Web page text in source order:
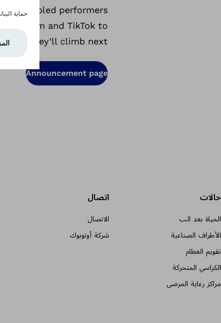
disabled performers
and TikTok to
they’ll climb next!
Announcement page
حالات
الحياة بعد الب
الأطراف الصناعية
تقويم العظام
الكراسي المتحركة
مراكز رعاية المرضى
اتصال
الاتصال
شركة أوتوبوك